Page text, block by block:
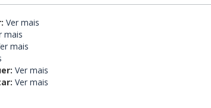
Ver mais
mais
mais
Ver mais
Ver mais